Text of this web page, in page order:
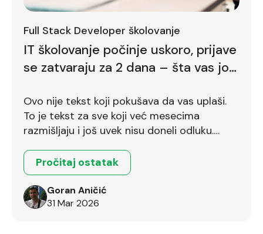
Full Stack Developer školovanje
IT školovanje počinje uskoro, prijave
se zatvaraju za 2 dana – šta vas još
Ovo nije tekst koji pokušava da vas uplaši.
To je tekst za sve koji već mesecima
razmišljaju i još uvek nisu doneli odluku.
Pročitaj ostatak
Goran Aničić
31 Mar 2026